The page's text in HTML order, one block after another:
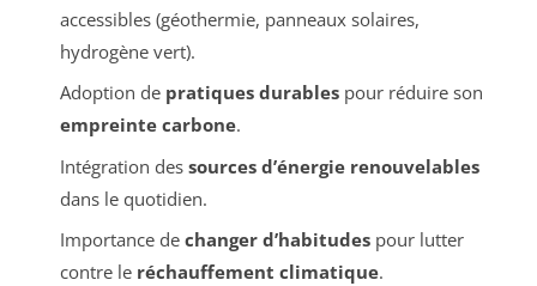
accessibles (géothermie, panneaux solaires,
hydrogène vert).
Adoption de pratiques durablespour réduire son
empreinte carbone.
Intégration des sources d’énergie renouvelables
dans le quotidien.
Importance de changer d’habitudespour lutter
contre le réchauffement climatique.